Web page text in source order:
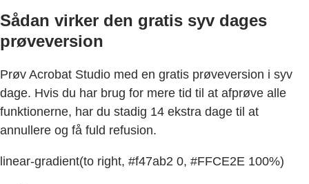
Sådan virker den gratis syv dages
prøveversion
Prøv Acrobat Studio med en gratis prøveversion i syv
dage. Hvis du har brug for mere tid til at afprøve alle
funktionerne, har du stadig 14 ekstra dage til at
annullere og få fuld refusion.
linear-gradient(to right, #f47ab2 0, #FFCE2E 100%)